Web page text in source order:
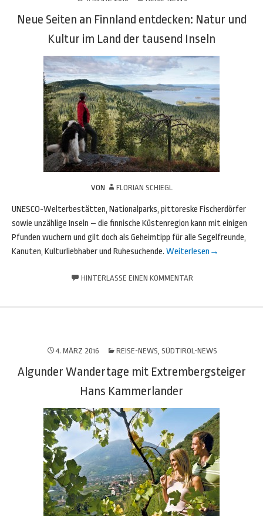
Neue Seiten an Finnland entdecken: Natur und
Kultur im Land der tausend Inseln
VON FLORIAN SCHIEGL
UNESCO-Welterbestätten, Nationalparks, pittoreske Fischerdörfer
sowie unzählige Inseln – die finnische Küstenregion kann mit einigen
Pfunden wuchern und gilt doch als Geheimtipp für alle Segelfreunde,
Kanuten, Kulturliebhaber und Ruhesuchende. Weiterlesen →
HINTERLASSE EINEN KOMMENTAR
4. MÄRZ 2016 REISE-NEWS, SÜDTIROL-NEWS
Algunder Wandertage mit Extrembergsteiger
Hans Kammerlander